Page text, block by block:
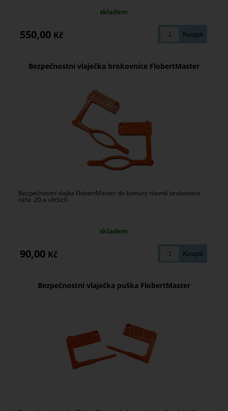
skladem
550,00 Kč
Bezpečnostní vlaječka brokovnice FlobertMaster
Bezpečnostní vlajka FlobertMaster do komory hlavně brokovnice
ráže .20 a větších
skladem
90,00 Kč
Bezpečnostní vlaječka puška FlobertMaster